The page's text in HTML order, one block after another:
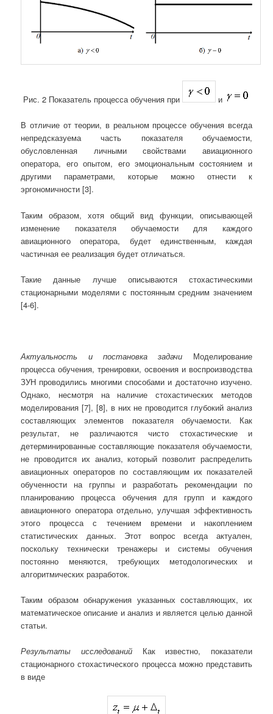
Рис. 2 Показатель процесса обучения при и
В отличие от теории, в реальном процессе обучения всегда
непредсказуема часть показателя обучаемости,
обусловленная личными свойствами авиационного
оператора, его опытом, его эмоциональным состоянием и
другими параметрами, которые можно отнести к
эргономичности [3].
Таким образом, хотя общий вид функции, описывающей
изменение показателя обучаемости для каждого
авиационного оператора, будет единственным, каждая
частичная ее реализация будет отличаться.
Такие данные лучше описываются стохастическими
стационарными моделями с постоянным средним значением
[4-6].
Актуальность и постановка задачи Моделирование
процесса обучения, тренировки, освоения и воспроизводства
ЗУН проводились многими способами и достаточно изучено.
Однако, несмотря на наличие стохастических методов
моделирования [7], [8], в них не проводится глубокий анализ
составляющих элементов показателя обучаемости. Как
результат, не различаются чисто стохастические и
детерминированные составляющие показателя обучаемости,
не проводится их анализ, который позволит распределить
авиационных операторов по составляющим их показателей
обученности на группы и разработать рекомендации по
планированию процесса обучения для групп и каждого
авиационного оператора отдельно, улучшая эффективность
этого процесса с течением времени и накоплением
статистических данных. Этот вопрос всегда актуален,
поскольку технически тренажеры и системы обучения
постоянно меняются, требующих методологических и
алгоритмических разработок.
Таким образом обнаружения указанных составляющих, их
математическое описание и анализ и является целью данной
статьи.
Результаты исследованийКак известно, показатели
стационарного стохастического процесса можно представить
в виде